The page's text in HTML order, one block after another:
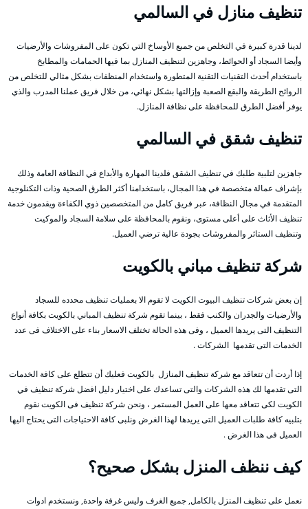
تنظيف منازل في السالمي
لدينا قدرة كبيرة في التخلص من جميع الأوساخ التي تكون على المفروشات والأرضيات
وأيضا السجاد أو الحوائط، وجاهزين لتنظيف المنازل بما فيها الحمامات والمطابخ
باستخدام أحدث التقنيات التقنية المتطورة واستخدام المنظفات بشكل مثالي للتخلص من
الروائح الطريقة والبقع الصعبة وإزالتها بشكل نهائي، من خلال فريق عملنا المدرب والذي
يوفر أفضل الطرق للمحافظة على نظافة المنازل.
تنظيف شقق في السالمي
جاهزين لتلبية طلبك في تنظيف الشقق فلدينا المهارة والأبداع في النظافة العامة وذلك
بإشراف عمالة متخصصة في هذا المجال، باستخدامنا أكثر الطرق الصحية وذات التكنلوجية
المتقدمة في مجال النظافة، عبر فريق كامل من المتخصصين ذوي الكفاءة ويقدمون خدمة
تنظيف الأثاث على أعلى مستوى، ونقوم بالمحافظة على سلامة السجاد والموكيت
وتنظيف الستائر والمفروشات بجودة عالية ترضي العميل.
شركة تنظيف مباني بالكويت
إن بعض شركات تنظيف البيوت الكويت لا تقوم الا بعمليات تنظيف محدده للسجاد
والأرضيات والجدران والكنب فقط ، بينما تقوم شركة تنظيف المباني بالكويت بكافة أنواع
التنظيف التى يريدها العميل ، وفى هذه الحالة تختلف الاسعار بناء على الاختلاف فى عدد
الخدمات التى تقدمها الشركات .
إذا أردت أن تتعاقد مع شركة تنظيف المنازل بالكويت فعليك أن تتطلع على كافة الخدمات
التى تقدمها لك هذه الشركات والتى تساعدك على اختيار دليل افضل شركة تنظيف في
الكويت لكى تتعاقد معها على العمل المستمر ، ونحن شركة تنظيف فى الكويت نقوم
بتلبيه كافة طلبات العميل التى يريدها لهذا الغرض ونلبى كافة الاحتياجات التى يحتاج اليها
العميل فى هذا الغرض .
كيف ننظف المنزل بشكل صحيح؟
نعمل على تنظيف المنزل بالكامل, جميع الغرف وليس غرفة واحدة, ونستخدم ادوات